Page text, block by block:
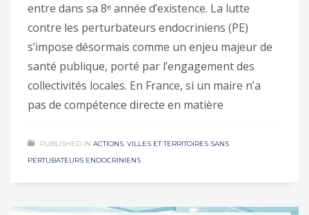
entre dans sa 8ᵉ année d’existence. La lutte
contre les perturbateurs endocriniens (PE)
s’impose désormais comme un enjeu majeur de
santé publique, porté par l’engagement des
collectivités locales. En France, si un maire n’a
pas de compétence directe en matière
PUBLISHED IN ACTIONS, VILLES ET TERRITOIRES SANS
PERTUBATEURS ENDOCRINIENS